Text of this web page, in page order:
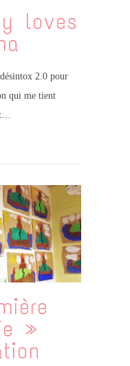
loves
2.0 pour
qui me tient
»